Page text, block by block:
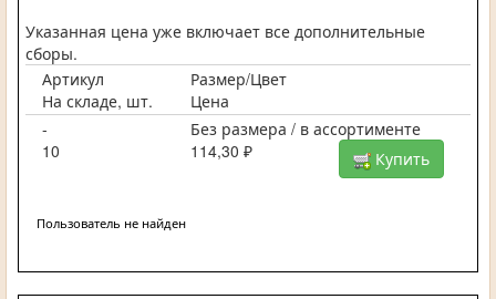
Указанная цена уже включает все дополнительные
сборы.
Артикул
Размер/Цвет
На складе, шт.
Цена
-
Без размера / в ассортименте
10
114,30 ₽ Купить
Пользователь не найден